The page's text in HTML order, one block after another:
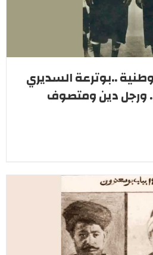
..بوترعة السديري
ورجل دين ومتصوف